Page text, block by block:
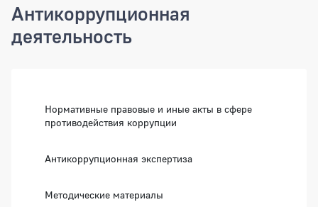
Антикоррупционная
деятельность
Нормативные правовые и иные акты в сфере
противодействия коррупции
Антикоррупционная экспертиза
Методические материалы